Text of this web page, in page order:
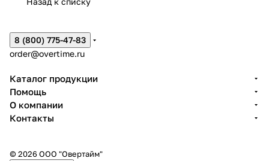
8 (800) 775-47-83
order@overtime.ru
Каталог продукции
Помощь
О компании
Контакты
© 2026 ООО "Овертайм"